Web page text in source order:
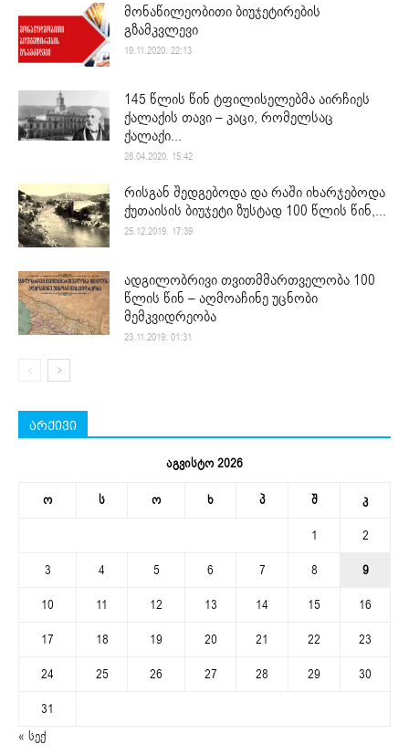
მონაწილეობითი ბიუჯეტირების
გზამკვლევი
19.11.2020. 22:13
145 წლის წინ ტფილისელებმა აირჩიეს
ქალაქის თავი – კაცი, რომელსაც
ქალაქი...
28.04.2020. 15:42
რისგან შედგებოდა და რაში იხარჯებოდა
ქუთაისის ბიუჯეტი ზუსტად 100 წლის წინ,...
25.12.2019. 17:39
ადგილობრივი თვითმმართველობა 100
წლის წინ – აღმოაჩინე უცნობი
მემკვიდრეობა
23.11.2019. 01:31
არქივი
აგვისტო 2026
ო ს ო ხ პ შ კ
1
2
3
4 5 6 7 8
9
10
11 12 13 14 15
16
17
18 19 20 21 22
23
24
25 26 27 28 29
30
31
« სექ